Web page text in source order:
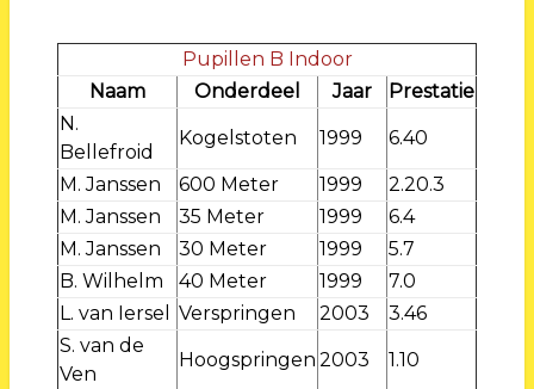
Pupillen B Indoor
Naam
Onderdeel Jaar
Prestatie
N.
Bellefroid
Kogelstoten 1999 6.40
M. Janssen 600 Meter 1999
2.20.3
M. Janssen
35 Meter 1999
6.4
M. Janssen
30 Meter 1999
5.7
B. Wilhelm
40 Meter 1999
7.0
L. van Iersel
Verspringen 2003
3.46
S. van de
Ven
Hoogspringen 2003 1.10